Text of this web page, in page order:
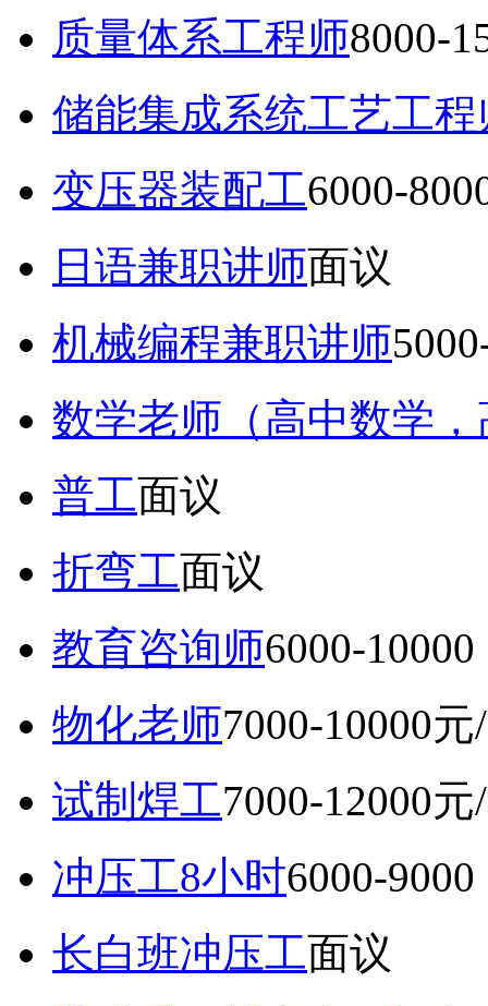
质量体系工程师8000-
储能集成系统工艺工程
变压器装配工6000-
日语兼职讲师面议
机械编程兼职讲师
数学老师（高中数学
普工面议
折弯工面议
教育咨询师6000-
物化老师7000-10000元
试制焊工7000-12000元
冲压工8小时6000-
长白班冲压工面议